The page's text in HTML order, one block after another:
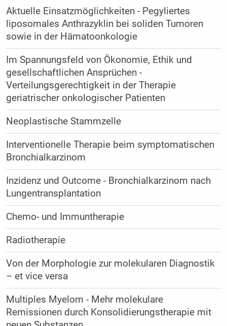
Aktuelle Einsatzmöglichkeiten - Pegyliertes
liposomales Anthrazyklin bei soliden Tumoren
sowie in der Hämatoonkologie
Im Spannungsfeld von Ökonomie, Ethik und
gesellschaftlichen Ansprüchen -
Verteilungsgerechtigkeit in der Therapie
geriatrischer onkologischer Patienten
Neoplastische Stammzelle
Interventionelle Therapie beim symptomatischen
Bronchialkarzinom
Inzidenz und Outcome - Bronchialkarzinom nach
Lungentransplantation
Chemo- und Immuntherapie
Radiotherapie
Von der Morphologie zur molekularen Diagnostik
– et vice versa
Multiples Myelom - Mehr molekulare
Remissionen durch Konsolidierungstherapie mit